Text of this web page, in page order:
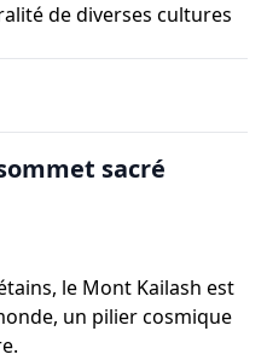
de diverses cultures
sacré
le Mont Kailash est
un pilier cosmique